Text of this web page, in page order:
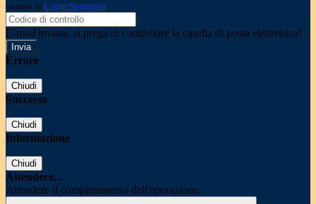
tramite la Login Spaggiari
E-mail inviata, si prega di controllare la casella di posta elettronica!
Errore
Chiudi
Successo
Chiudi
Informazione
Chiudi
Attendere...
Attendere il completamento dell'operazione...